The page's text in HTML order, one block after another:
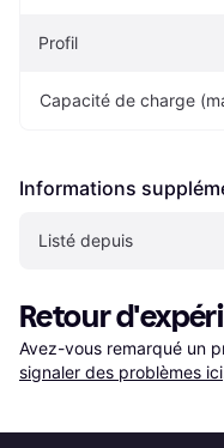
Profil
Capacité de charge
Informations
Listé depuis
Retour
Avez-vous remarqué un
signaler des problèmes ici